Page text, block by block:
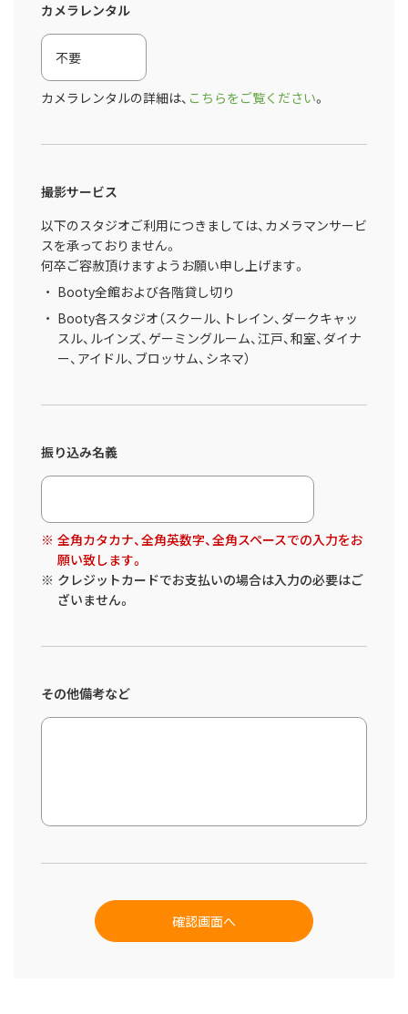
カメラレンタル
カメラレンタルの詳細は、 こちらをご覧ください。
撮影サービス
以下のスタジオご利用につきましては、カメラマンサービ
スを承っておりません。
何卒ご容赦頂けますようお願い申し上げます。
Booty全館および各階貸し切り
Booty各スタジオ（スクール、トレイン、ダークキャッ
スル、ルインズ、ゲーミングルーム、江戸、和室、ダイナ
ー、アイドル、ブロッサム、シネマ）
振り込み名義
全角カタカナ、全角英数字、全角スペースでの入力をお
願い致します。
クレジットカードでお支払いの場合は入力の必要はご
ざいません。
その他備考など